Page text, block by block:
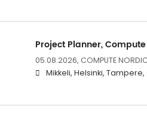
Project Planner,
05.08.2026, COMPUTE
Mikkeli, Helsinki,